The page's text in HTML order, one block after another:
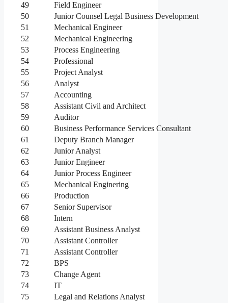
49
Field Engineer
50
Junior Counsel Legal Business Development
51
Mechanical Engineer
52
Mechanical Engineering
53
Process Engineering
54
Professional
55
Project Analyst
56
Analyst
57
Accounting
58
Assistant Civil and Architect
59
Auditor
60
Business Performance Services Consultant
61
Deputy Branch Manager
62
Junior Analyst
63
Junior Engineer
64
Junior Process Engineer
65
Mechanical Enginering
66
Production
67
Senior Supervisor
68
Intern
69
Assistant Business Analyst
70
Assistant Controller
71
Assistant Controller
72
BPS
73
Change Agent
74
IT
75
Legal and Relations Analyst